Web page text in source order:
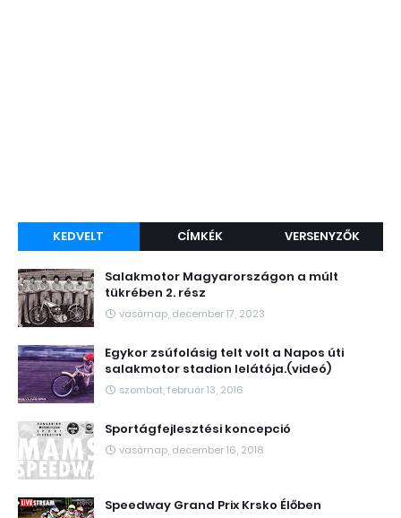
KEDVELT CÍMKÉK VERSENYZŐK
Salakmotor Magyarországon a múlt
tükrében 2. rész
vasárnap, december 17, 2023
Egykor zsúfolásig telt volt a Napos úti
salakmotor stadion lelátója.(videó)
szombat, február 13, 2016
Sportágfejlesztési koncepció
vasárnap, december 16, 2018
Speedway Grand Prix Krsko Élőben